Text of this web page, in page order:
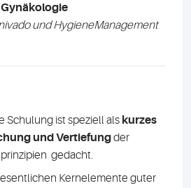
und HygieneManagement
Schulung ist speziell als kurzes
und Vertiefungder
gedacht.
Kernelemente guter